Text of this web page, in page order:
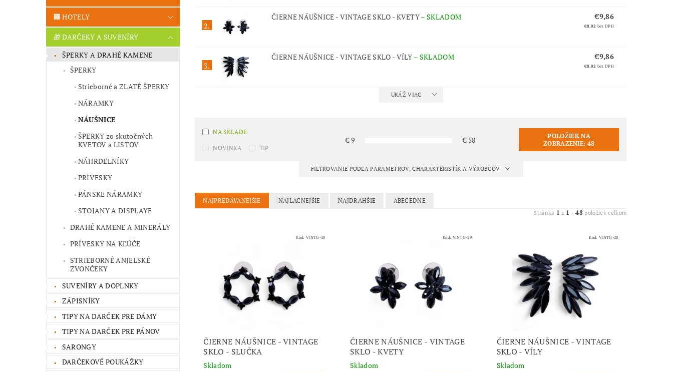
🏢 HOTELY
🎁 DARČEKY A SUVENÍRY
ŠPERKY A DRAHÉ KAMENE
ŠPERKY
Strieborné a ZLATÉ ŠPERKY
NÁRAMKY
NÁUŠNICE
ŠPERKY zo skutočných
KVETOV a LISTOV
NÁHRDELNÍKY
PRÍVESKY
PÁNSKE NÁRAMKY
STOJANY A DISPLAYE
DRAHÉ KAMENE A MINERÁLY
PRÍVESKY NA KĽÚČE
STRIEBORNÉ ANJELSKÉ
ZVONČEKY
SUVENÍRY A DOPLNKY
ZÁPISNÍKY
TIPY NA DARČEK PRE DÁMY
TIPY NA DARČEK PRE PÁNOV
SARONGY
DARČEKOVÉ POUKÁŽKY
2.
ČIERNE NÁUŠNICE - VINTAGE SKLO - KVETY–SKLADOM €9,86
€8,02 bez DPH
3.
ČIERNE NÁUŠNICE - VINTAGE SKLO - VÍLY – SKLADOM €9,86
€8,02 bez DPH
UKÁŽ VIAC
NA SKLADE
NOVINKA TIP
€9 € 58
POLOŽIEK NA
ZOBRAZENIE: 48
FILTROVANIE PODĽA PARAMETROV, CHARAKTERISTÍK A VÝROBCOV
NAJPREDÁVANEJŠIE NAJLACNEJŠIE NAJDRAHŠIE ABECEDNE
Stránka 1 z 1 -48 položiek celkom
Kód: VINTG-30
ČIERNE NÁUŠNICE - VINTAGE
SKLO - SLUČKA
Skladom
Kód: VINTG-29
ČIERNE NÁUŠNICE - VINTAGE
SKLO - KVETY
Skladom
Kód:VINTG-28
ČIERNE NÁUŠNICE - VINTAGE
SKLO - VÍLY
Skladom